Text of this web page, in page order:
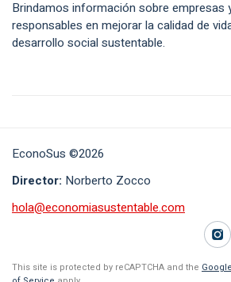
Brindamos información sobre empresas
responsables en mejorar la calidad de
desarrollo social sustentable.
EconoSus ©2026
Director: Norberto Zocco
hola@economiasustentable.com
This site is protected by reCAPTCHA and the